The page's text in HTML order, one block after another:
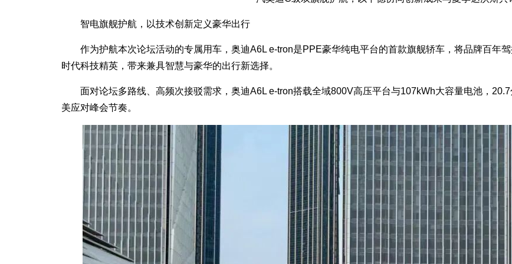
智电旗舰护航，以技术创新定义豪华出行
作为护航本次论坛活动的专属用车，奥迪A6L e-tron是PPE豪华纯电平台的首款旗舰轿车，将品牌百年
时代科技精英，带来兼具智慧与豪华的出行新选择。
面对论坛多路线、高频次接驳需求，奥迪A6L e-tron搭载全域800V高压平台与107kWh大容量电池，
美应对峰会节奏。